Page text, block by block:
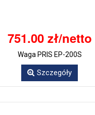
751.00 zł/netto
Waga PRIS EP-200S
Szczegóły